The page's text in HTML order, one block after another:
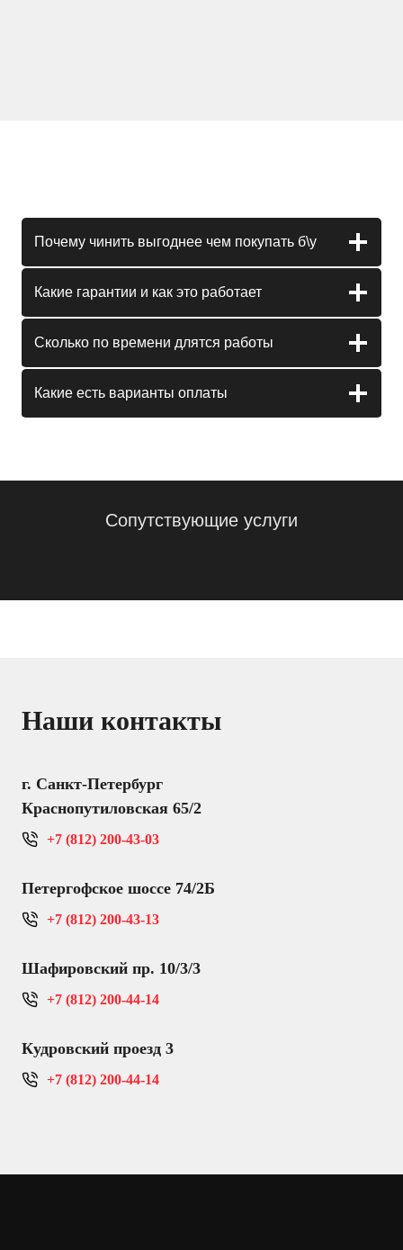
Почему чинить выгоднее чем покупать б\у
Какие гарантии и как это работает
Сколько по времени длятся работы
Какие есть варианты оплаты
Сопутствующие услуги
Наши контакты
г. Санкт-Петербург
Краснопутиловская 65/2
+7 (812) 200-43-03
Петергофское шоссе 74/2Б
+7 (812) 200-43-13
Шафировский пр. 10/3/3
+7 (812) 200-44-14
Кудровский проезд 3
+7 (812) 200-44-14